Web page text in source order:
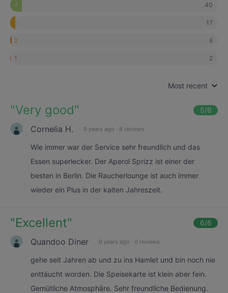
4 40
3 17
2 6
1 2
Most recent
"Very good" 5/6
Cornelia H. 9 years ago · 8 reviews
Wie immer war der Service sehr freundlich und das
Essen superlecker. Der Aperol Sprizz ist einer der
besten in Berlin. Die Raucherlounge ist auch immer
wieder ein Plus in der kalten Jahreszeit.
"Excellent" 6/6
Quandoo Diner 9 years ago · 0 reviews
gehe seit Jahren ab und zu ins Hamlet und bin noch nie
enttäucht worden. Die Speisekarte ist klein aber fein.
Gemütliche Atmosphäre. Sehr freundliche Bedienung.